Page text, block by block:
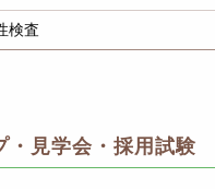
検査
・見学会・採用試験